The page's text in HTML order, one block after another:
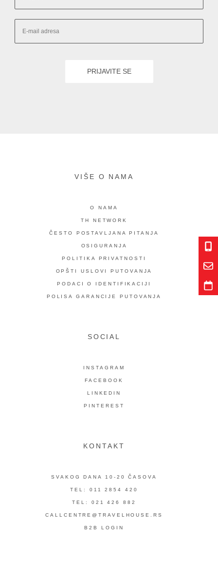
VIŠE O NAMA
O NAMA
TH NETWORK
ČESTO POSTAVLJANA PITANJA
OSIGURANJA
POLITIKA PRIVATNOSTI
OPŠTI USLOVI PUTOVANJA
PODACI O IDENTIFIKACIJI
POLISA GARANCIJE PUTOVANJA
SOCIAL
INSTAGRAM
FACEBOOK
LINKEDIN
PINTEREST
KONTAKT
SVAKOG DANA 10-20 ČASOVA
TEL: 011 2854 420
TEL: 021 426 882
CALLCENTRE@TRAVELHOUSE.RS
B2B LOGIN